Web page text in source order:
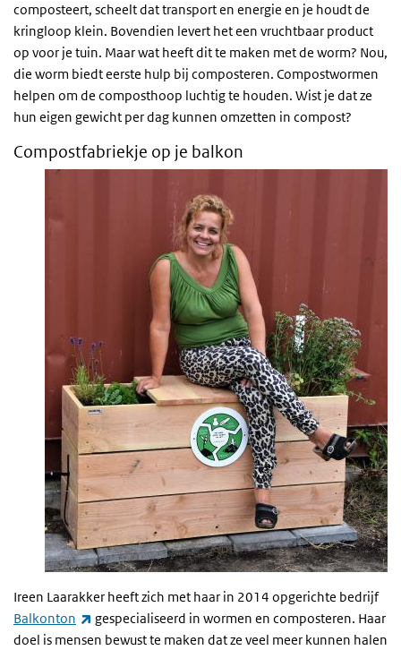
composteert, scheelt dat transport en energie en je houdt de
kringloop klein. Bovendien levert het een vruchtbaar product
op voor je tuin. Maar wat heeft dit te maken met de worm? Nou,
die worm biedt eerste hulp bij composteren. Compostwormen
helpen om de composthoop luchtig te houden. Wist je dat ze
hun eigen gewicht per dag kunnen omzetten in compost?
Compostfabriekje op je balkon
Ireen Laarakker heeft zich met haar in 2014 opgerichte bedrijf
Balkonton
(externe link)
gespecialiseerd in wormen en composteren. Haar
doel is mensen bewust te maken dat ze veel meer kunnen halen